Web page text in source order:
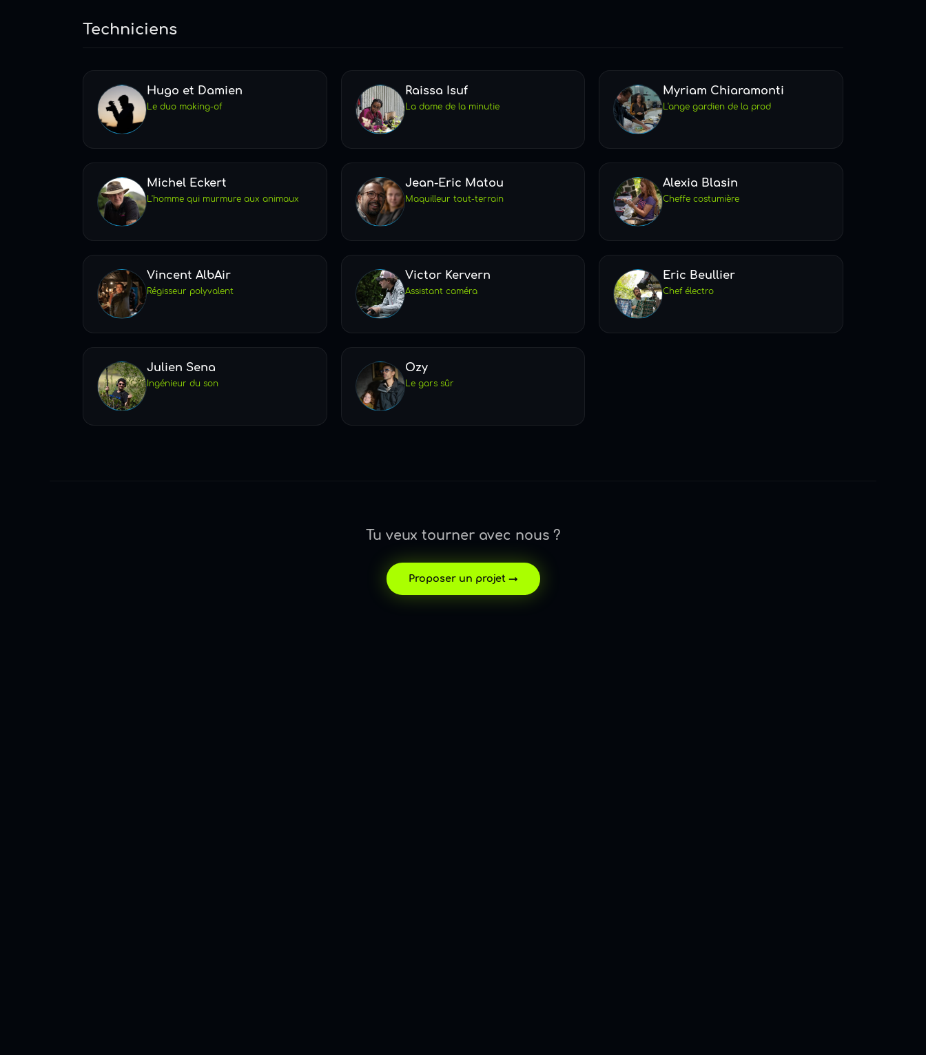
Techniciens
Hugo et Damien
Le duo making-of
Raissa Isuf
La dame de la minutie
Myriam Chiaramonti
L'ange gardien de la prod
Michel Eckert
L'homme qui murmure aux animaux
Jean-Eric Matou
Maquilleur tout-terrain
Alexia Blasin
Cheffe costumière
Vincent AlbAir
Régisseur polyvalent
Victor Kervern
Assistant caméra
Eric Beullier
Chef électro
Julien Sena
Ingénieur du son
Ozy
Le gars sûr
Tu veux tourner avec nous ?
Proposer un projet →